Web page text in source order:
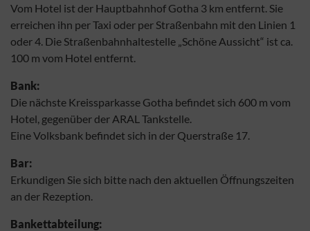
Vom Hotel ist der Hauptbahnhof Gotha 3 km entfernt. Sie
erreichen ihn per Taxi oder per Straßenbahn mit den Linien 1
oder 4. Die Straßenbahnhaltestelle „Schöne Aussicht“ ist ca.
100 m vom Hotel entfernt.
Bank:
Die nächste Kreissparkasse Gotha befindet sich 600 m vom
Hotel, gegenüber der ARAL Tankstelle.
Eine Volksbank befindet sich in der Querstraße 17.
Bar:
Erkundigen Sie sich bitte nach den aktuellen Öffnungszeiten
an der Rezeption.
Bankettabteilung: